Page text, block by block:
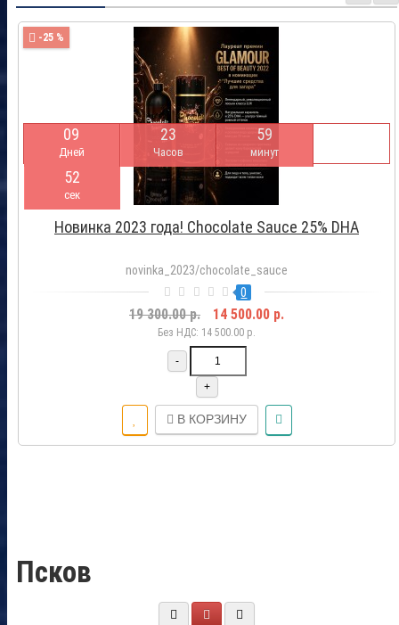
-25 %
09
Дней
23
Часов
59
минут
52
сек
Новинка 2023 года! Chocolate Sauce 25% DHA
novinka_2023/chocolate_sauce
0
19 300.00 р. 14 500.00 р.
Без НДС: 14 500.00 р.
-
+
В КОРЗИНУ
Псков